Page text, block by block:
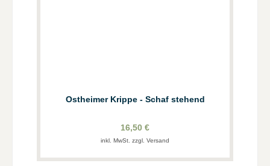
Ostheimer Krippe - Schaf stehend
16,50 €
inkl. MwSt. zzgl. Versand